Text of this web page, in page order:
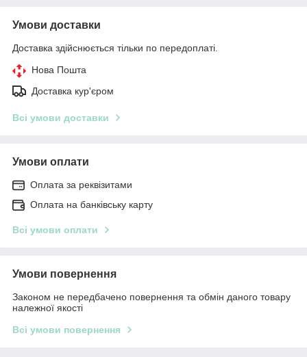
Умови доставки
Доставка здійснюється тільки по передоплаті.
Нова Пошта
Доставка кур'єром
Всі умови доставки
Умови оплати
Оплата за реквізитами
Оплата на банківську карту
Всі умови оплати
Умови повернення
Законом не передбачено повернення та обмін даного товару
належної якості
Всі умови повернення